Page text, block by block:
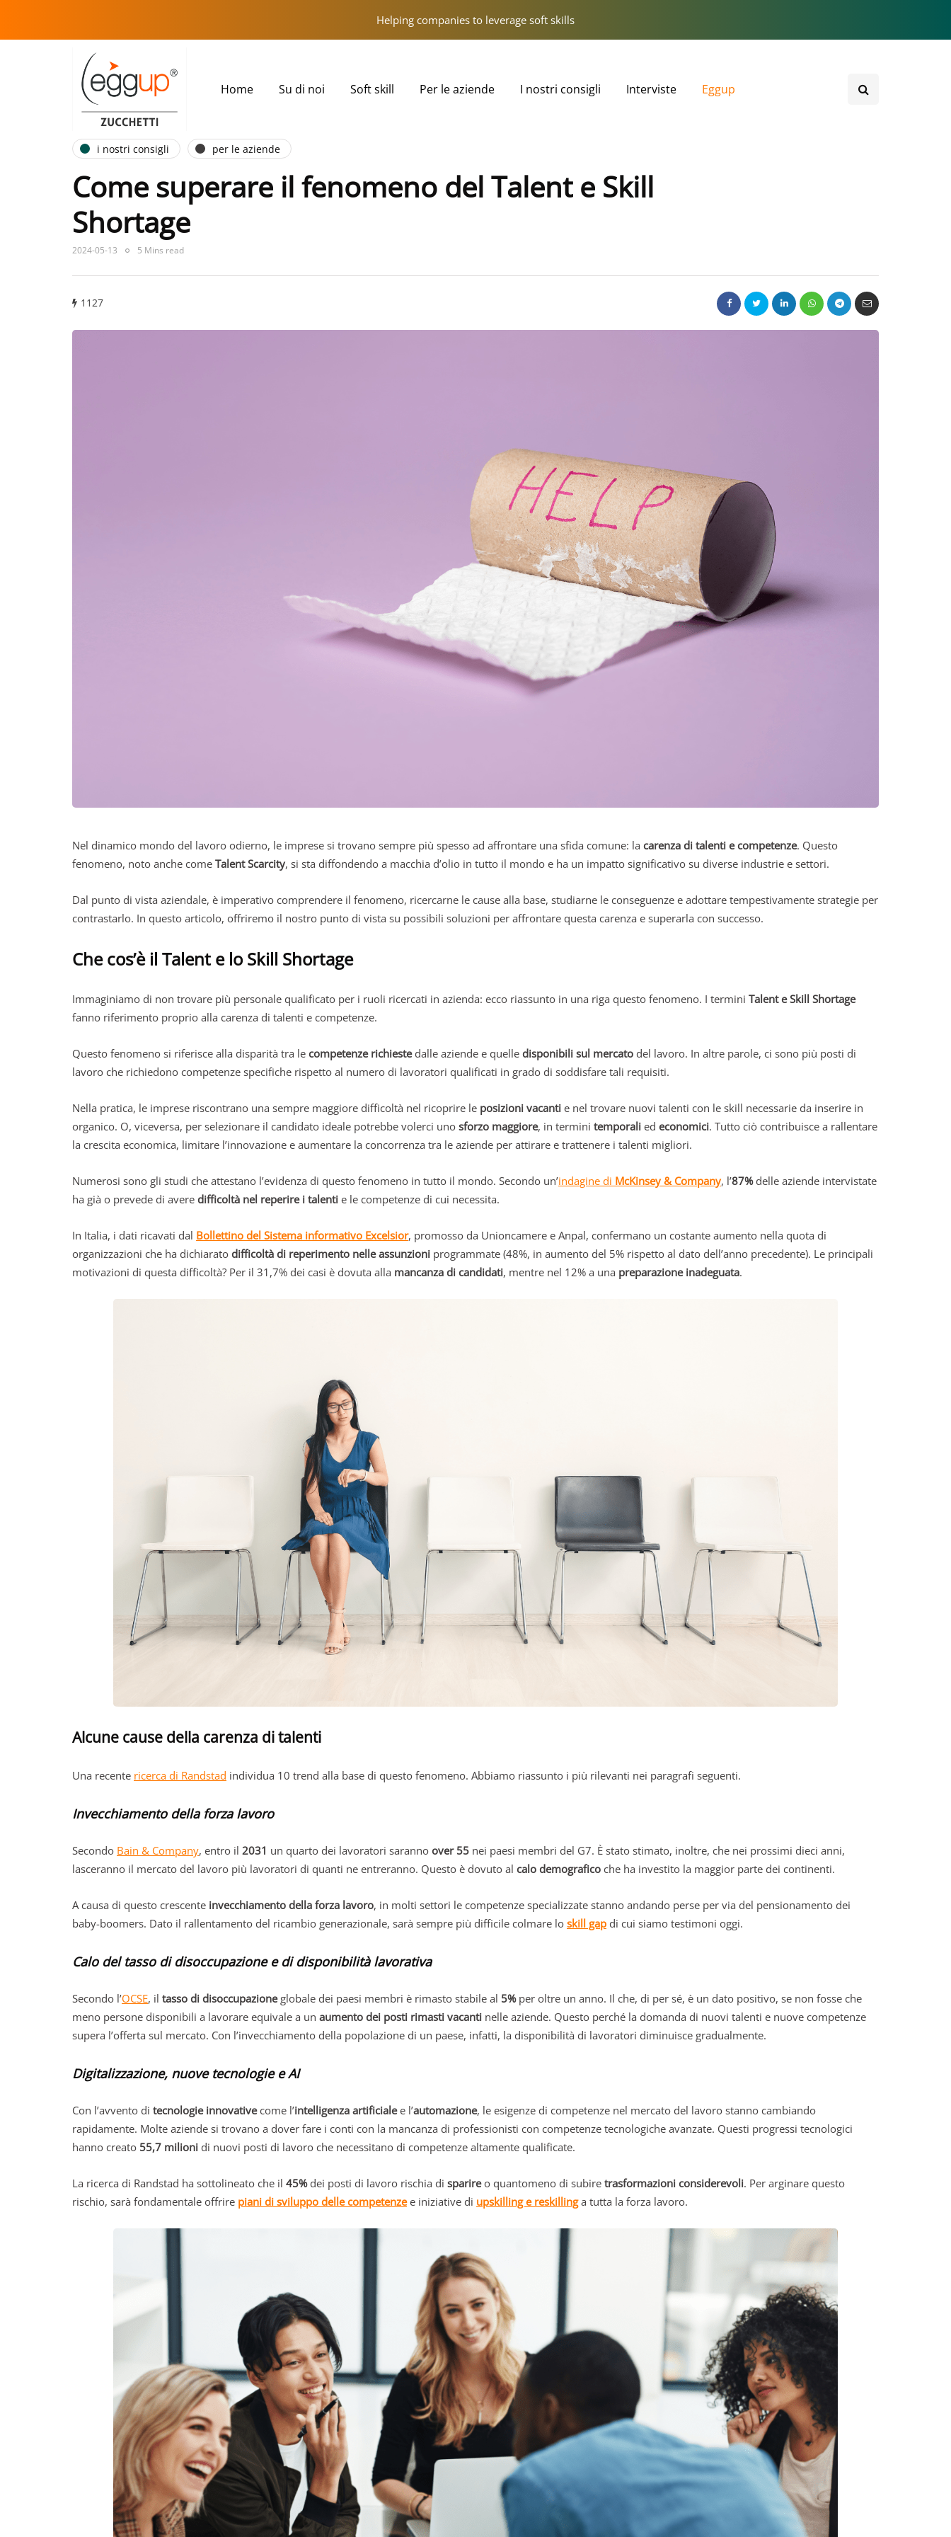
Helping companies to leverage soft skills
Home Su di noi Soft skill Per le aziende I nostri consigli Interviste Eggup
i nostri consigli per le aziende
Come superare il fenomeno del Talent e Skill
Shortage
2024-05-13 5 Mins read
1127
Nel dinamico mondo del lavoro odierno, le imprese si trovano sempre più spesso ad affrontare una sfida comune: la carenza di talenti e competenze. Questo
fenomeno, noto anche come Talent Scarcity, si sta diffondendo a macchia d’olio in tutto il mondo e ha un impatto significativo su diverse industrie e settori.
Dal punto di vista aziendale, è imperativo comprendere il fenomeno, ricercarne le cause alla base, studiarne le conseguenze e adottare tempestivamente strategie per
contrastarlo. In questo articolo, offriremo il nostro punto di vista su possibili soluzioni per affrontare questa carenza e superarla con successo.
Che cos’è il Talent e lo Skill Shortage
Immaginiamo di non trovare più personale qualificato per i ruoli ricercati in azienda: ecco riassunto in una riga questo fenomeno. I termini Talent e Skill Shortage
fanno riferimento proprio alla carenza di talenti e competenze.
Questo fenomeno si riferisce alla disparità tra le competenze richiestedalle aziende e quelle disponibili sul mercato del lavoro. In altre parole, ci sono più posti di
lavoro che richiedono competenze specifiche rispetto al numero di lavoratori qualificati in grado di soddisfare tali requisiti.
Nella pratica, le imprese riscontrano una sempre maggiore difficoltà nel ricoprire le posizioni vacanti e nel trovare nuovi talenti con le skill necessarie da inserire in
organico. O, viceversa, per selezionare il candidato ideale potrebbe volerci uno sforzo maggiore, in termini temporali ed economici. Tutto ciò contribuisce a rallentare
la crescita economica, limitare l’innovazione e aumentare la concorrenza tra le aziende per attirare e trattenere i talenti migliori.
Numerosi sono gli studi che attestano l’evidenza di questo fenomeno in tutto il mondo. Secondo un’indagine di McKinsey & Company, l’87%delle aziende intervistate
ha già o prevede di avere difficoltà nel reperire i talenti e le competenze di cui necessita.
In Italia, i dati ricavati dal Bollettino del Sistema informativo Excelsior, promosso da Unioncamere e Anpal, confermano un costante aumento nella quota di
organizzazioni che ha dichiarato difficoltà di reperimento nelle assunzioni programmate (48%, in aumento del 5% rispetto al dato dell’anno precedente). Le principali
motivazioni di questa difficoltà? Per il 31,7% dei casi è dovuta alla mancanza di candidati, mentre nel 12% a una preparazione inadeguata.
Alcune cause della carenza di talenti
Una recente ricerca di Randstad individua 10 trend alla base di questo fenomeno. Abbiamo riassunto i più rilevanti nei paragrafi seguenti.
Invecchiamento della forza lavoro
Secondo Bain & Company, entro il 2031 un quarto dei lavoratori saranno over 55 nei paesi membri del G7. È stato stimato, inoltre, che nei prossimi dieci anni,
lasceranno il mercato del lavoro più lavoratori di quanti ne entreranno. Questo è dovuto al calo demografico che ha investito la maggior parte dei continenti.
A causa di questo crescente invecchiamento della forza lavoro, in molti settori le competenze specializzate stanno andando perse per via del pensionamento dei
baby-boomers. Dato il rallentamento del ricambio generazionale, sarà sempre più difficile colmare lo skill gap di cui siamo testimoni oggi.
Calo del tasso di disoccupazione e di disponibilità lavorativa
Secondo l’OCSE, il tasso di disoccupazioneglobale dei paesi membri è rimasto stabile al 5%per oltre un anno. Il che, di per sé, è un dato positivo, se non fosse che
meno persone disponibili a lavorare equivale a un aumento dei posti rimasti vacanti nelle aziende. Questo perché la domanda di nuovi talenti e nuove competenze
supera l’offerta sul mercato. Con l’invecchiamento della popolazione di un paese, infatti, la disponibilità di lavoratori diminuisce gradualmente.
Digitalizzazione, nuove tecnologie e AI
Con l’avvento di tecnologie innovativecome l’intelligenza artificialee l’automazione, le esigenze di competenze nel mercato del lavoro stanno cambiando
rapidamente. Molte aziende si trovano a dover fare i conti con la mancanza di professionisti con competenze tecnologiche avanzate. Questi progressi tecnologici
hanno creato 55,7 milioni di nuovi posti di lavoro che necessitano di competenze altamente qualificate.
La ricerca di Randstad ha sottolineato che il 45%dei posti di lavoro rischia di sparireo quantomeno di subire trasformazioni considerevoli. Per arginare questo
rischio, sarà fondamentale offrire piani di sviluppo delle competenzee iniziative di upskilling e reskillinga tutta la forza lavoro.